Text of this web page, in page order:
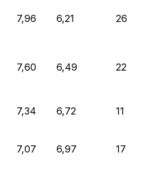
7,96 6,21 26
7,60 6,49 22
7,34 6,72 11
7,07 6,97 17